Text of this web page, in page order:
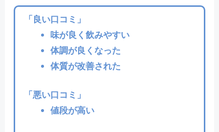
「良い口コミ 」
味が良く飲みやすい
体調が良くなった
体質が改善された
「悪い口コミ 」
値段が高い